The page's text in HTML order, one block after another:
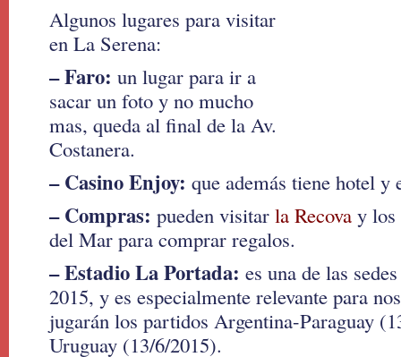
Algunos lugares para visitar
en La Serena:
– Faro: un lugar para ir a
sacar un foto y no mucho
mas, queda al final de la Av.
Costanera.
– Casino Enjoy: que además tiene hotel y
– Compras: pueden visitar la Recova y los
del Mar para comprar regalos.
– Estadio La Portada: es una de las
2015, y es especialmente relevante para
jugarán los partidos Argentina-Paraguay
Uruguay (13/6/2015).